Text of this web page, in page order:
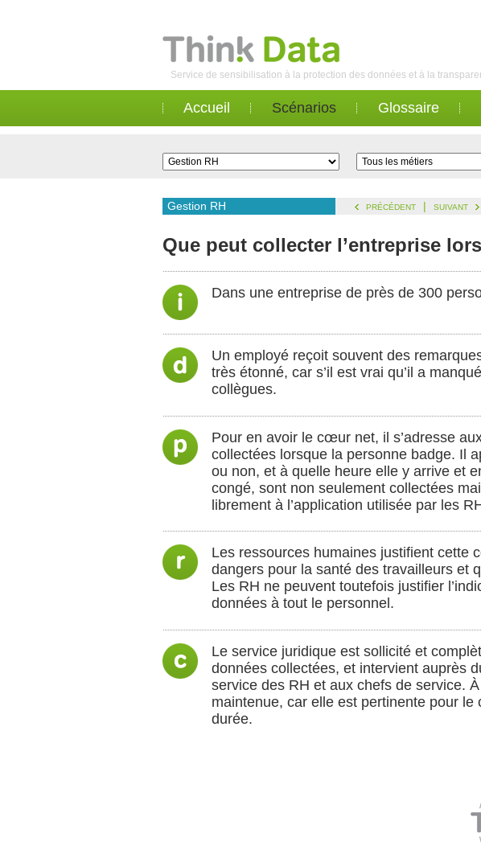
Service de sensibilisation à la protection des données et à la
Accueil Scénarios Glossaire
Gestion RH PRÉCÉDENT | SUIVANT
Que peut collecter l’entreprise
Dans une entreprise de près de 300
Un employé reçoit souvent des
très étonné, car s’il est vrai qu’il a
collègues.
Pour en avoir le cœur net, il s’adresse
collectées lorsque la personne badge. Il
ou non, et à quelle heure elle y arrive et
congé, sont non seulement collectées
librement à l’application utilisée par les
Les ressources humaines justifient cette
dangers pour la santé des travailleurs et
Les RH ne peuvent toutefois justifier
données à tout le personnel.
Le service juridique est sollicité et
données collectées, et intervient auprès
service des RH et aux chefs de service.
maintenue, car elle est pertinente pour
durée.